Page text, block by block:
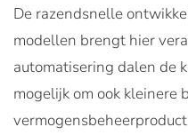
De razendsnelle
modellen brengt hier
automatisering dalen de
mogelijk om ook kleinere